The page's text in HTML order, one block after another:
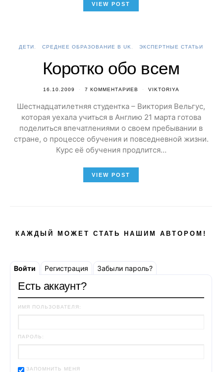
VIEW POST
ДЕТИ СРЕДНЕЕ ОБРАЗОВАНИЕ В UK ЭКСПЕРТНЫЕ СТАТЬИ
Коротко обо всем
16.10.2009 7 КОММЕНТАРИЕВ VIKTORIYA
Шестнадцатилетняя студентка – Виктория Вельгус,
которая уехала учиться в Англию 21 марта готова
поделиться впечатлениями о своем пребывании в
стране, о процессе обучения и повседневной жизни.
Курс её обучения продлится…
VIEW POST
КАЖДЫЙ МОЖЕТ СТАТЬ НАШИМ АВТОРОМ!
Войти Регистрация Забыли пароль?
Есть аккаунт?
ИМЯ ПОЛЬЗОВАТЕЛЯ:
ПАРОЛЬ:
ЗАПОМНИТЬ МЕНЯ